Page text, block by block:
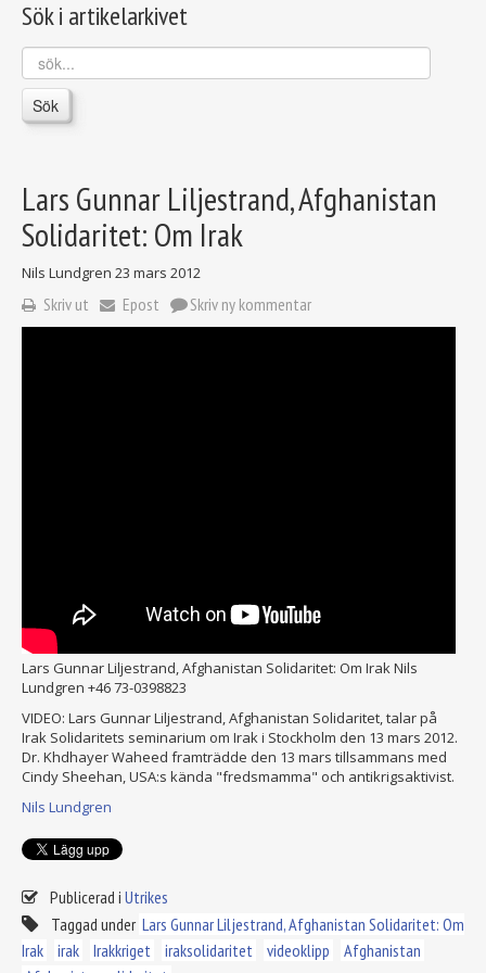
Sök i artikelarkivet
sök...
Sök
Lars Gunnar Liljestrand, Afghanistan
Solidaritet: Om Irak
Nils Lundgren 23 mars 2012
Skriv ut Epost Skriv ny kommentar
Lars Gunnar Liljestrand, Afghanistan Solidaritet: Om IrakNils
Lundgren +46 73-0398823
VIDEO: Lars Gunnar Liljestrand, Afghanistan Solidaritet, talar på
Irak Solidaritets seminarium om Irak i Stockholm den 13 mars 2012.
Dr. Khdhayer Waheed framträdde den 13 mars tillsammans med
Cindy Sheehan, USA:s kända "fredsmamma" och antikrigsaktivist.
Nils Lundgren
Publicerad i Utrikes
Taggad under Lars Gunnar Liljestrand, Afghanistan Solidaritet: Om
Irak
irak Irakkriget iraksolidaritet videoklipp
Afghanistan